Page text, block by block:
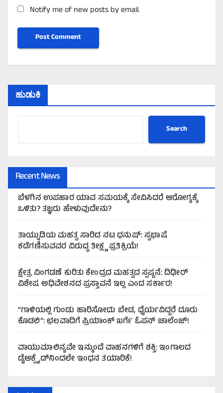
Notify me of new posts by email.
ಹುಡುಕಿ
Search
Recent News
ಬೆಳಗಿನ ಉಪಹಾರ ಯಾವ ಸಮಯಕ್ಕೆ ಸೇವಿಸಿದರೆ ಆರೋಗ್ಯಕ್ಕೆ
ಒಳಿತು? ತಜ್ಞರು ಹೇಳುವುದೇನು?
ತಾಯ್ನುಡಿಯ ಮಹತ್ವ ಸಾರಿದ ನಟ ಧನುಷ್: ಸ್ವಭಾಷೆ
ಕಡೆಗಣಿಸುವವರ ವಿರುದ್ಧ ತೀಕ್ಷ್ಣ ಪ್ರತಿಕ್ರಿಯೆ!
ಕ್ಷೇತ್ರ ವಿಂಗಡಣೆ ಕುರಿತು ಕೇಂದ್ರದ ಮಹತ್ವದ ಸ್ಪಷ್ಟನೆ: ದಿಢೀರ್
ವಿಶೇಷ ಅಧಿವೇಶನದ ಪ್ರಸ್ತಾವನೆ ಇಲ್ಲ ಎಂದ ಸರ್ಕಾರ!
“ಗಾಳಿಯಲ್ಲಿ ಗುಂಡು ಹಾರಿಸೋದು ಬೇಡ, ಧೈರ್ಯವಿದ್ದರೆ ದೂರು
ಕೊಡಲಿ”: ಛಲವಾದಿಗೆ ಪ್ರಿಯಾಂಕ್ ಖರ್ಗೆ ಓಪನ್ ಚಾಲೆಂಜ್!
ವಾಯುಮಾಲಿನ್ಯವೇ ಇನ್ಮುಂದೆ ವಾಹನಗಳಿಗೆ ಶಕ್ತಿ: ಇಂಗಾಲದ
ಡೈಆಕ್ಸೈಡ್‌ನಿಂದಲೇ ಇಂಧನ ತಯಾರಿಕೆ!